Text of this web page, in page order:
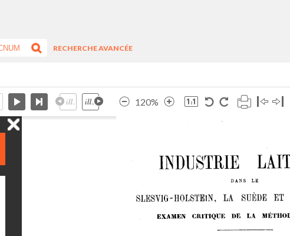
RECHERCHE AVANCÉE
120%